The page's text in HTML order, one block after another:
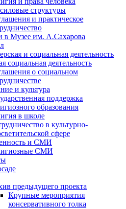
структуры
и практическое
в Музее им. А.Сахарова
и социальная деятельность
социальная деятельность
о социальном
и культура
поддержка
образования
в школе
в культурно-
сфере
и СМИ
СМИ
предыдущего проекта
Крупные мероприятия
консервативного толка